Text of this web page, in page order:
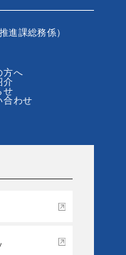
進課総務係）
方へ
介
せ
合わせ